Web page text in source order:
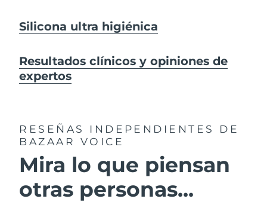
Silicona ultra higiénica
Resultados clínicos y opiniones de
expertos
RESEÑAS INDEPENDIENTES
DE
BAZAAR VOICE
Mira lo que piensan
otras personas...